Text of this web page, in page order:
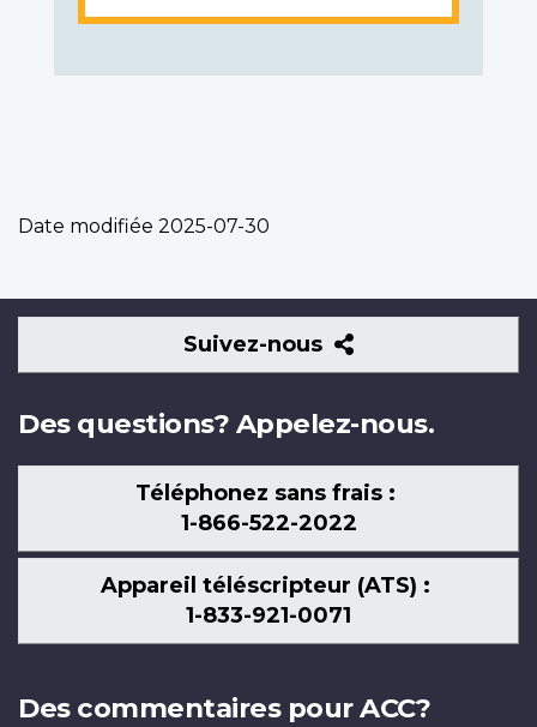
Date modifiée 2025-07-30
Suivez-nous
Suivez-
nous
Des questions? Appelez-nous.
Téléphonez sans frais :
1-866-522-2022
Appareil téléscripteur (ATS) :
1-833-921-0071
Des commentaires pour ACC?